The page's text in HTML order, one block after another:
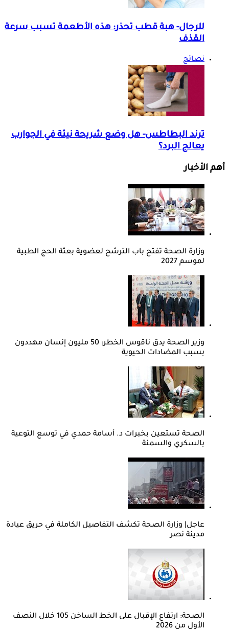
للرجال- هبة قطب تحذر: هذه الأطعمة تسبب سرعة
القذف
نصائح
ترند البطاطس- هل وضع شريحة نيئة في الجوارب
يعالج البرد؟
أهم الأخبار
وزارة الصحة تفتح باب الترشح لعضوية بعثة الحج الطبية
لموسم 2027
وزير الصحة يدق ناقوس الخطر: 50 مليون إنسان مهددون
بسبب المضادات الحيوية
الصحة تستعين بخبرات د. أسامة حمدي في توسع التوعية
بالسكري والسمنة
عاجل| وزارة الصحة تكشف التفاصيل الكاملة في حريق عيادة
مدينة نصر
الصحة: ارتفاع الإقبال على الخط الساخن 105 خلال النصف
الأول من 2026